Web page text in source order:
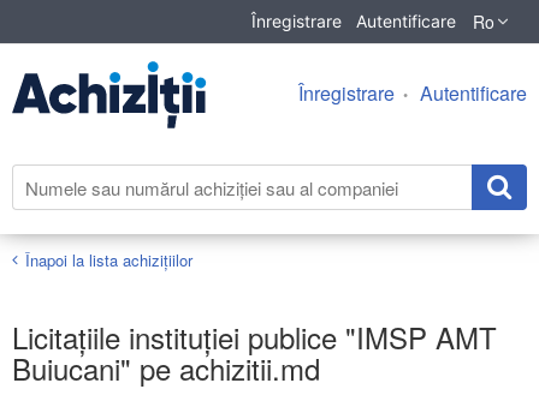
Înregistrare Autentificare Ro
Înregistrare Autentificare
Înapoi la lista achiziţiilor
Licitațiile instituției publice "IMSP AMT
Buiucani" pe achizitii.md